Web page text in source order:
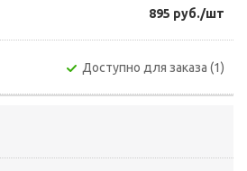
895 руб./шт
Доступно для заказа (1)